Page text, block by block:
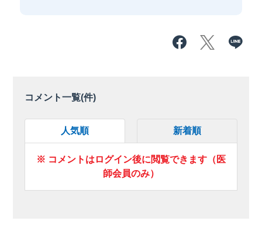
コメント一覧(件)
人気順 新着順
※ コメントはログイン後に閲覧できます（医
師会員のみ）